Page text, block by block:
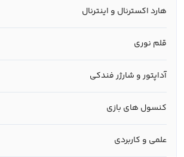
هارد اکسترنال و اینترنال
قلم نوری
آداپتور و شارژر فندکی
کنسول های بازی
علمی و کاربردی